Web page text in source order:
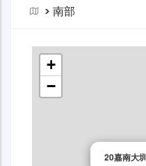
> 南部